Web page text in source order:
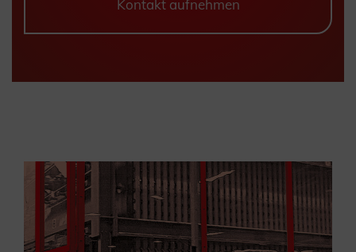
Kontakt aufnehmen